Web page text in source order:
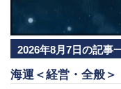
2026年8月7日の記事
海運＜経営・全般＞